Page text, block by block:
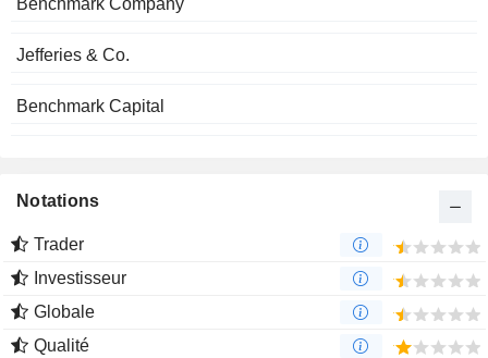
Benchmark Company
Jefferies & Co.
Benchmark Capital
Notations
Trader
Investisseur
Globale
Qualité